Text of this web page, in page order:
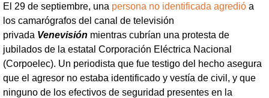
El 29 de septiembre, una persona no identificada agredió a
los camarógrafos del canal de televisión
privada Venevisión mientras cubrían una protesta de
jubilados de la estatal Corporación Eléctrica Nacional
(Corpoelec). Un periodista que fue testigo del hecho asegura
que el agresor no estaba identificado y vestía de civil, y que
ninguno de los efectivos de seguridad presentes en la